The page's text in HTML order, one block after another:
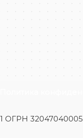
ОГРН